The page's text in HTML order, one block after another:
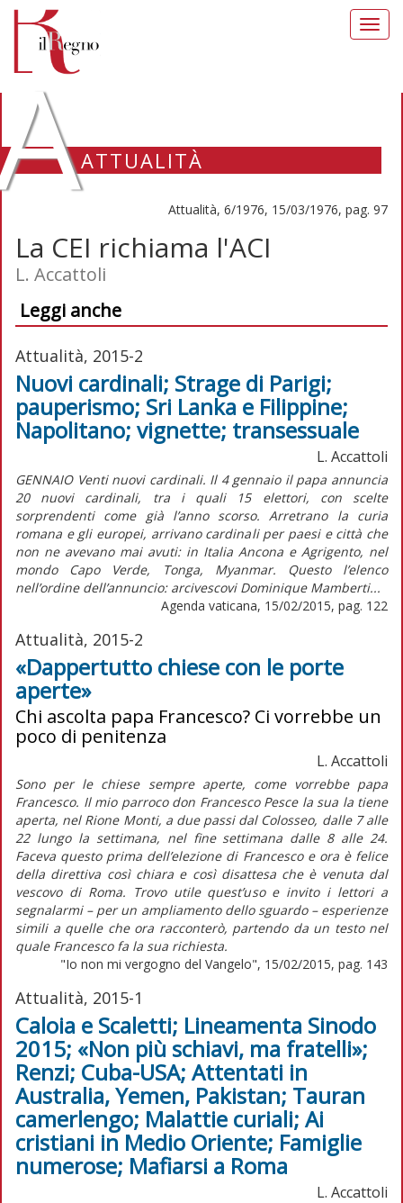
ATTUALITÀ
Attualità, 6/1976, 15/03/1976, pag. 97
La CEI richiama l'ACI
L. Accattoli
Leggi anche
Attualità, 2015-2
Nuovi cardinali; Strage di Parigi;
pauperismo; Sri Lanka e Filippine;
Napolitano; vignette; transessuale
L. Accattoli
GENNAIO Venti nuovi cardinali. Il 4 gennaio il papa annuncia
20 nuovi cardinali, tra i quali 15 elettori, con scelte
sorprendenti come già l’anno scorso. Arretrano la curia
romana e gli europei, arrivano cardinali per paesi e città che
non ne avevano mai avuti: in Italia Ancona e Agrigento, nel
mondo Capo Verde, Tonga, Myanmar. Questo l’elenco
nell’ordine dell’annuncio: arcivescovi Dominique Mamberti...
Agenda vaticana, 15/02/2015, pag. 122
Attualità, 2015-2
«Dappertutto chiese con le porte
aperte»
Chi ascolta papa Francesco? Ci vorrebbe un
poco di penitenza
L. Accattoli
Sono per le chiese sempre aperte, come vorrebbe papa
Francesco. Il mio parroco don Francesco Pesce la sua la tiene
aperta, nel Rione Monti, a due passi dal Colosseo, dalle 7 alle
22 lungo la settimana, nel fine settimana dalle 8 alle 24.
Faceva questo prima dell’elezione di Francesco e ora è felice
della direttiva così chiara e così disattesa che è venuta dal
vescovo di Roma. Trovo utile quest’uso e invito i lettori a
segnalarmi – per un ampliamento dello sguardo – esperienze
simili a quelle che ora racconterò, partendo da un testo nel
quale Francesco fa la sua richiesta.
"Io non mi vergogno del Vangelo", 15/02/2015, pag. 143
Attualità, 2015-1
Caloia e Scaletti; Lineamenta Sinodo
2015; «Non più schiavi, ma fratelli»;
Renzi; Cuba-USA; Attentati in
Australia, Yemen, Pakistan; Tauran
camerlengo; Malattie curiali; Ai
cristiani in Medio Oriente; Famiglie
numerose; Mafiarsi a Roma
L. Accattoli